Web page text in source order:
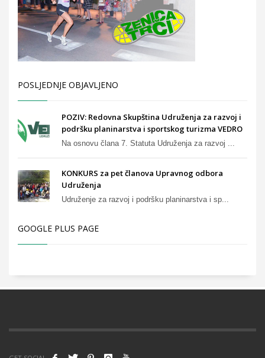
POSLJEDNJE OBJAVLJENO
POZIV: Redovna Skupština Udruženja za razvoj i
podršku planinarstva i sportskog turizma VEDRO
Na osnovu člana 7. Statuta Udruženja za razvoj ...
KONKURS za pet članova Upravnog odbora
Udruženja
Udruženje za razvoj i podršku planinarstva i sp...
GOOGLE PLUS PAGE